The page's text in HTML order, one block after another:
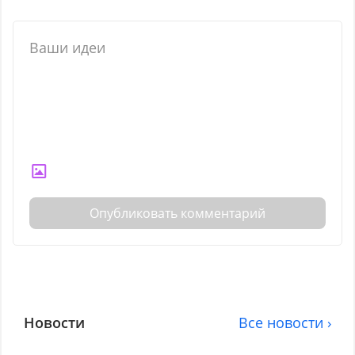
Опубликовать комментарий
Новости Все новости ›